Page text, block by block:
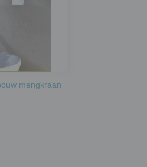
mengkraan